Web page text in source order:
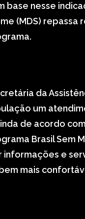
base nesse
(MDS)
da
um
de acordo
Brasil Sem
informações e
mais